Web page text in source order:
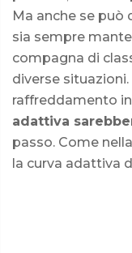
Ma anche se può
sia sempre
compagna di
diverse
raffreddamento
adattiva
passo. Come
la curva adattiva